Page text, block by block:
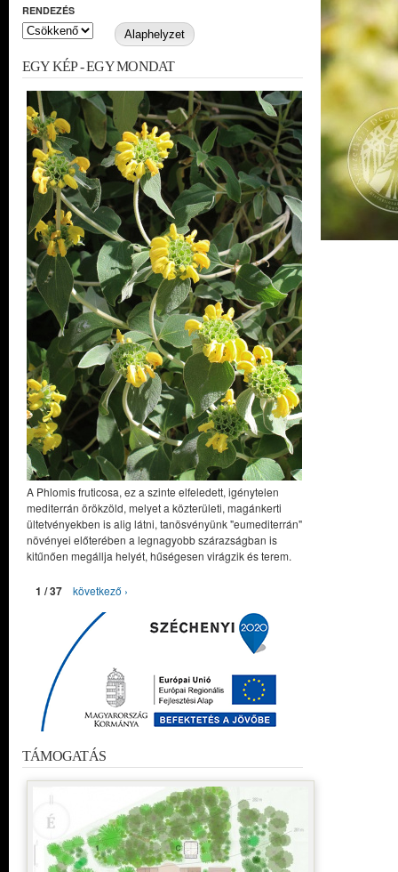
RENDEZÉS
EGY KÉP - EGY MONDAT
A Phlomis fruticosa, ez a szinte elfeledett, igénytelen
mediterrán örökzöld, melyet a közterületi, magánkerti
ültetvényekben is alig látni, tanösvényünk "eumediterrán"
növényei előterében a legnagyobb szárazságban is
kitűnően megállja helyét, hűségesen virágzik és terem.
1 / 37 következő ›
TÁMOGATÁS